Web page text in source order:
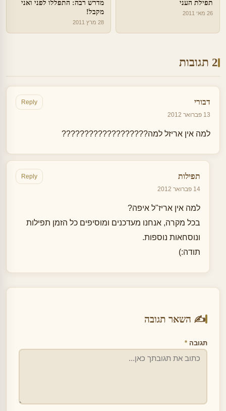
תפילת העני
26 מאי 2011
מדרש רבה: התפללו לפני ואני
מקבל!
28 מרץ 2011
2 תגובות
דבורי
13 פברואר 2012
Reply
למה אין אריזל למה???????????????????
תפילות
14 פברואר 2012
Reply
למה אין אריז"ל איפה?
בכל מקרה, אנחנו מעדכנים ומוסיפים כל הזמן תפילות
ונוסחאות נוספות.
תודה:)
✍️ השאר תגובה
תגובה *